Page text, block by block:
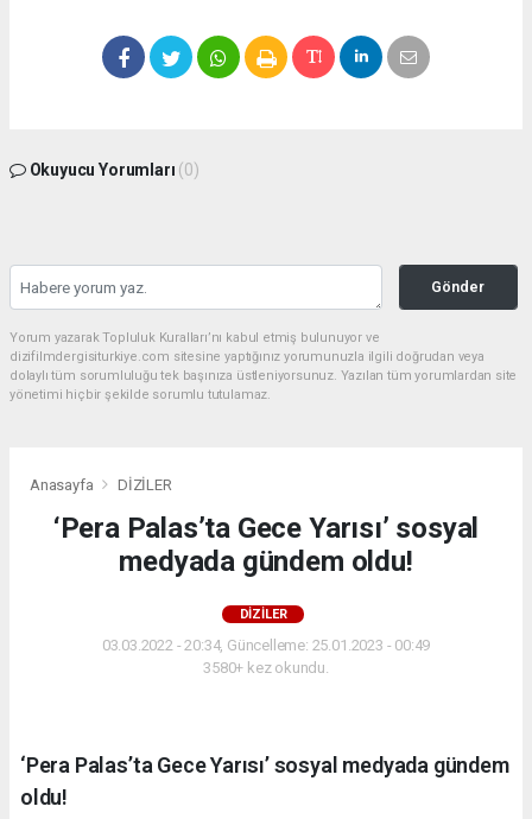
Okuyucu Yorumları (0)
Gönder
Yorum yazarak Topluluk Kuralları’nı kabul etmiş bulunuyor ve
dizifilmdergisiturkiye.com sitesine yaptığınız yorumunuzla ilgili doğrudan veya
dolaylı tüm sorumluluğu tek başınıza üstleniyorsunuz. Yazılan tüm yorumlardan site
yönetimi hiçbir şekilde sorumlu tutulamaz.
Anasayfa DİZİLER
‘Pera Palas’ta Gece Yarısı’ sosyal
medyada gündem oldu!
DİZİLER
03.03.2022 - 20:34, Güncelleme: 25.01.2023 - 00:49
3580+ kez okundu.
‘Pera Palas’ta Gece Yarısı’ sosyal medyada gündem
oldu!